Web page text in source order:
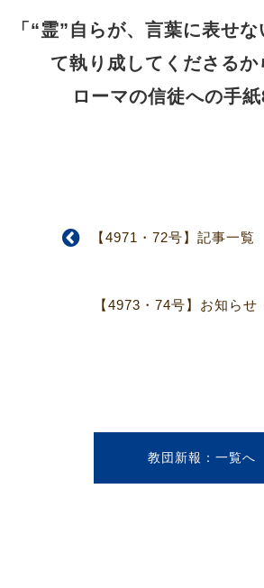
「“霊”自らが、言葉に表せ
て執り成してくださるか
ローマの信徒への手
【4971・72号】記事一覧
【4973・74号】お知らせ
教団新報